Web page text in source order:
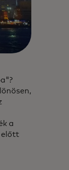
a
előtt